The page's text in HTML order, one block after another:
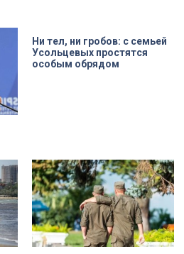
Ни тел, ни гробов: с семьей
Усольцевых простятся
особым обрядом